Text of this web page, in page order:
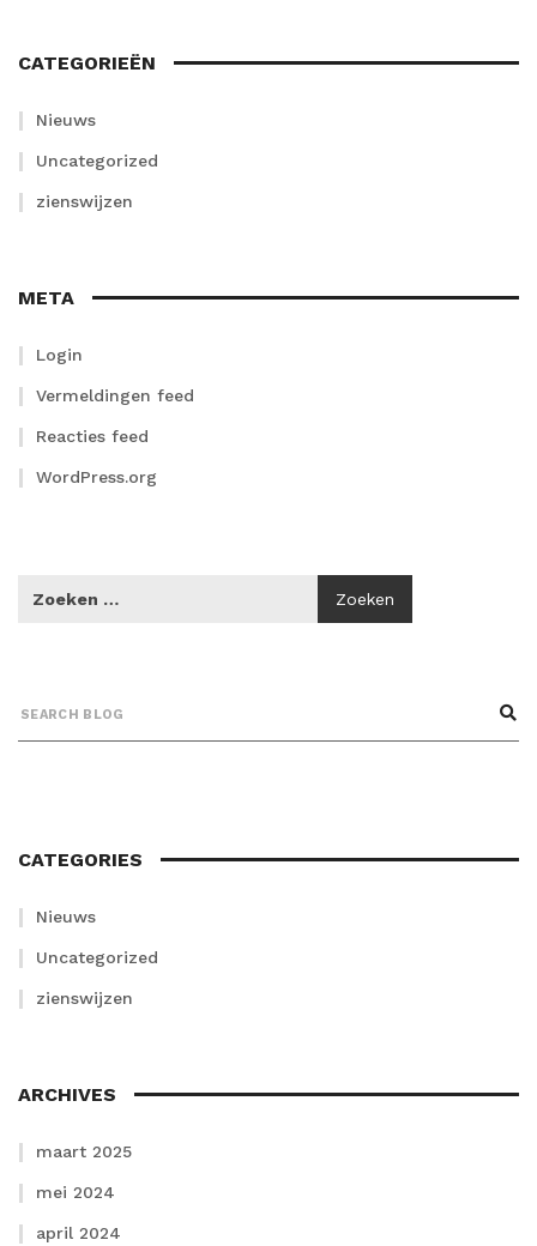
CATEGORIEËN
Nieuws
Uncategorized
zienswijzen
META
Login
Vermeldingen feed
Reacties feed
WordPress.org
CATEGORIES
Nieuws
Uncategorized
zienswijzen
ARCHIVES
maart 2025
mei 2024
april 2024